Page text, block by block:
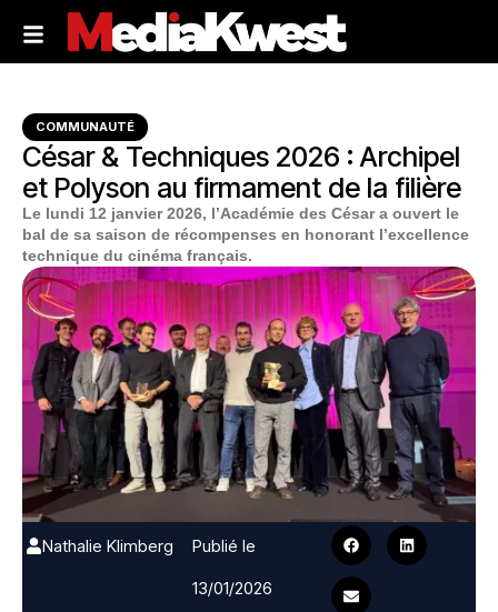
COMMUNAUTÉ
César & Techniques 2026 : Archipel
et Polyson au firmament de la filière
Le lundi 12 janvier 2026, l’Académie des César a ouvert le
bal de sa saison de récompenses en honorant l’excellence
technique du cinéma français.
Nathalie Klimberg
Publié le
13/01/2026